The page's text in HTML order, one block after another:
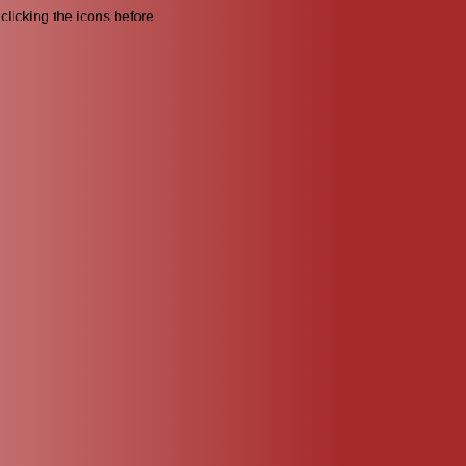
the icons before